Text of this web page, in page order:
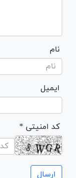
نام
ایمیل
* کد امنیتی